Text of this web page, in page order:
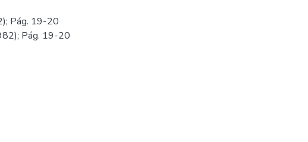
Pág. 19-20
Pág. 19-20